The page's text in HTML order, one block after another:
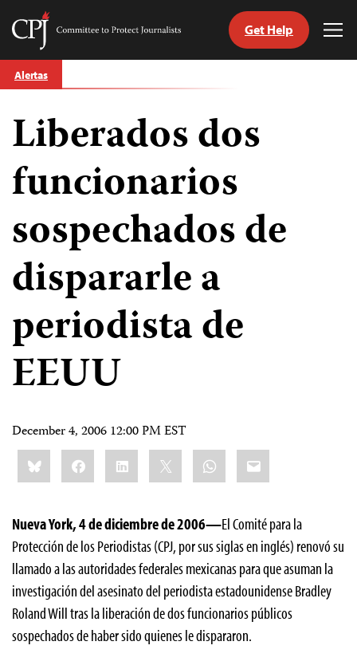
Skip
to
Committee
Journalists
Get Help
Alertas
Liberados dos
funcionarios
sospechados de
dispararle a
periodista de
EEUU
December 4, 2006 12:00 PM EST
Share
this:BlueskyFacebookLinkedIn WhatsApp
Email
Nueva York, 4 de diciembre de 2006—El Comité para la
Protección de los Periodistas (CPJ, por sus siglas en inglés) renovó su
llamado a las autoridades federales mexicanas para que asuman la
investigación del asesinato del periodista estadounidense Bradley
Roland Will tras la liberación de dos funcionarios públicos
sospechados de haber sido quienes le dispararon.